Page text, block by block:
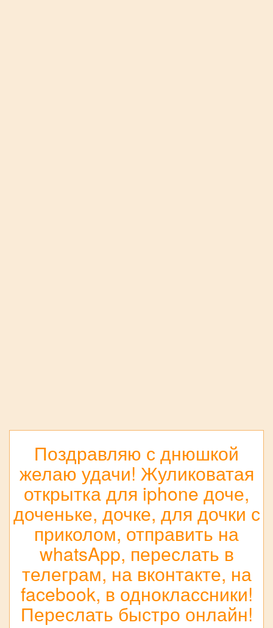
Поздравляю с днюшкой
желаю удачи! Жуликоватая
открытка для iphone доче,
доченьке, дочке, для дочки с
приколом, отправить на
whatsApp, переслать в
телеграм, на вконтакте, на
facebook, в одноклассники!
Переслать быстро онлайн!